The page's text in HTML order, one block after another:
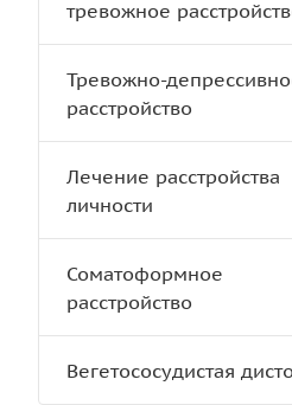
тревожное
Тревожно-
расстройство
Лечение расстройства
личности
Соматоформное
расстройство
Вегетососудистая